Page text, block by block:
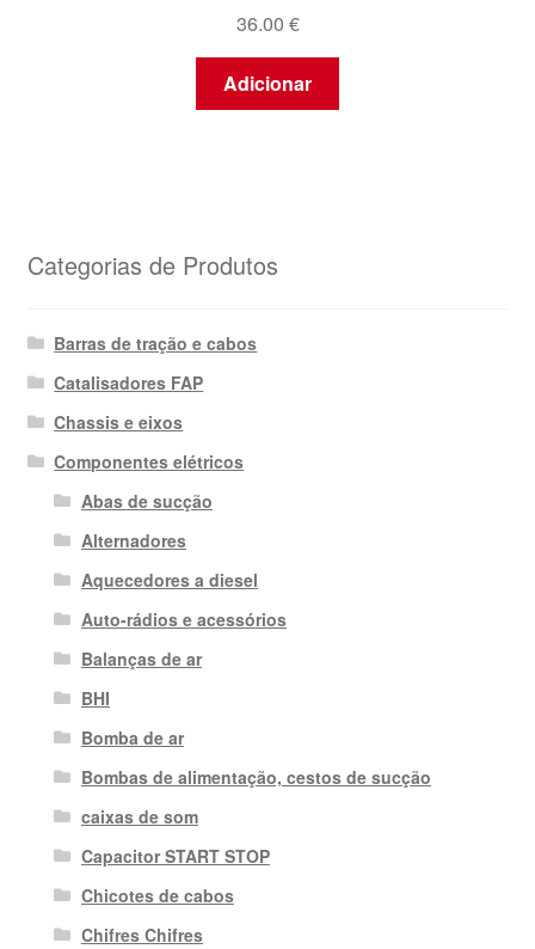
36.00 €
Adicionar
Categorias de Produtos
Barras de tração e cabos
Catalisadores FAP
Chassis e eixos
Componentes elétricos
Abas de sucção
Alternadores
Aquecedores a diesel
Auto-rádios e acessórios
Balanças de ar
BHI
Bomba de ar
Bombas de alimentação, cestos de sucção
caixas de som
Capacitor START STOP
Chicotes de cabos
Chifres Chifres